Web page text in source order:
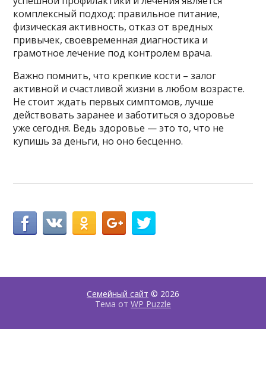
комплексный подход: правильное питание,
физическая активность, отказ от вредных
привычек, своевременная диагностика и
грамотное лечение под контролем врача.
Важно помнить, что крепкие кости – залог
активной и счастливой жизни в любом возрасте.
Не стоит ждать первых симптомов, лучше
действовать заранее и заботиться о здоровье
уже сегодня. Ведь здоровье — это то, что не
купишь за деньги, но оно бесценно.
Семейный сайт © 2026
Тема от WP Puzzle